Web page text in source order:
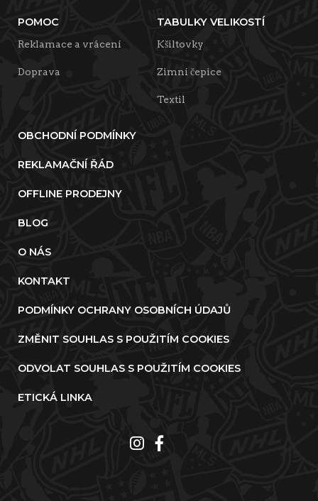
POMOC
Reklamace a vrácení
Doprava
TABULKY VELIKOSTÍ
Kšiltovky
Zimní čepice
Textil
OBCHODNÍ PODMÍNKY
REKLAMAČNÍ ŘÁD
OFFLINE PRODEJNY
BLOG
O NÁS
KONTAKT
PODMÍNKY OCHRANY OSOBNÍCH ÚDAJŮ
ZMĚNIT SOUHLAS S POUŽITÍM COOKIES
ODVOLAT SOUHLAS S POUŽITÍM COOKIES
ETICKÁ LINKA